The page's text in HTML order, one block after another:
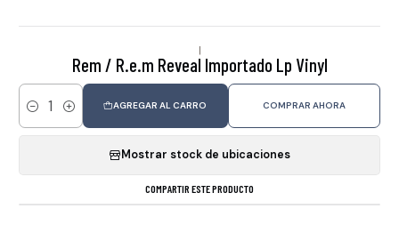
|
Rem / R.e.m Reveal Importado Lp Vinyl
Cantidad
AGREGAR AL CARRO COMPRAR AHORA
Mostrar stock de ubicaciones
COMPARTIR ESTE PRODUCTO